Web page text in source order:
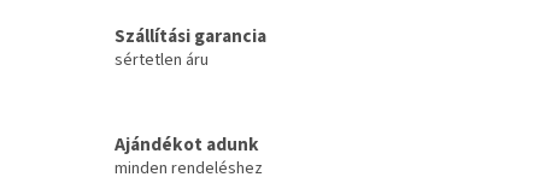
Szállítási garancia
sértetlen áru
Ajándékot adunk
minden rendeléshez